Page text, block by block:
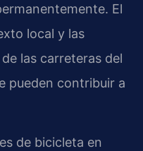
El
local y las
las carreteras del
pueden contribuir a
de bicicleta en